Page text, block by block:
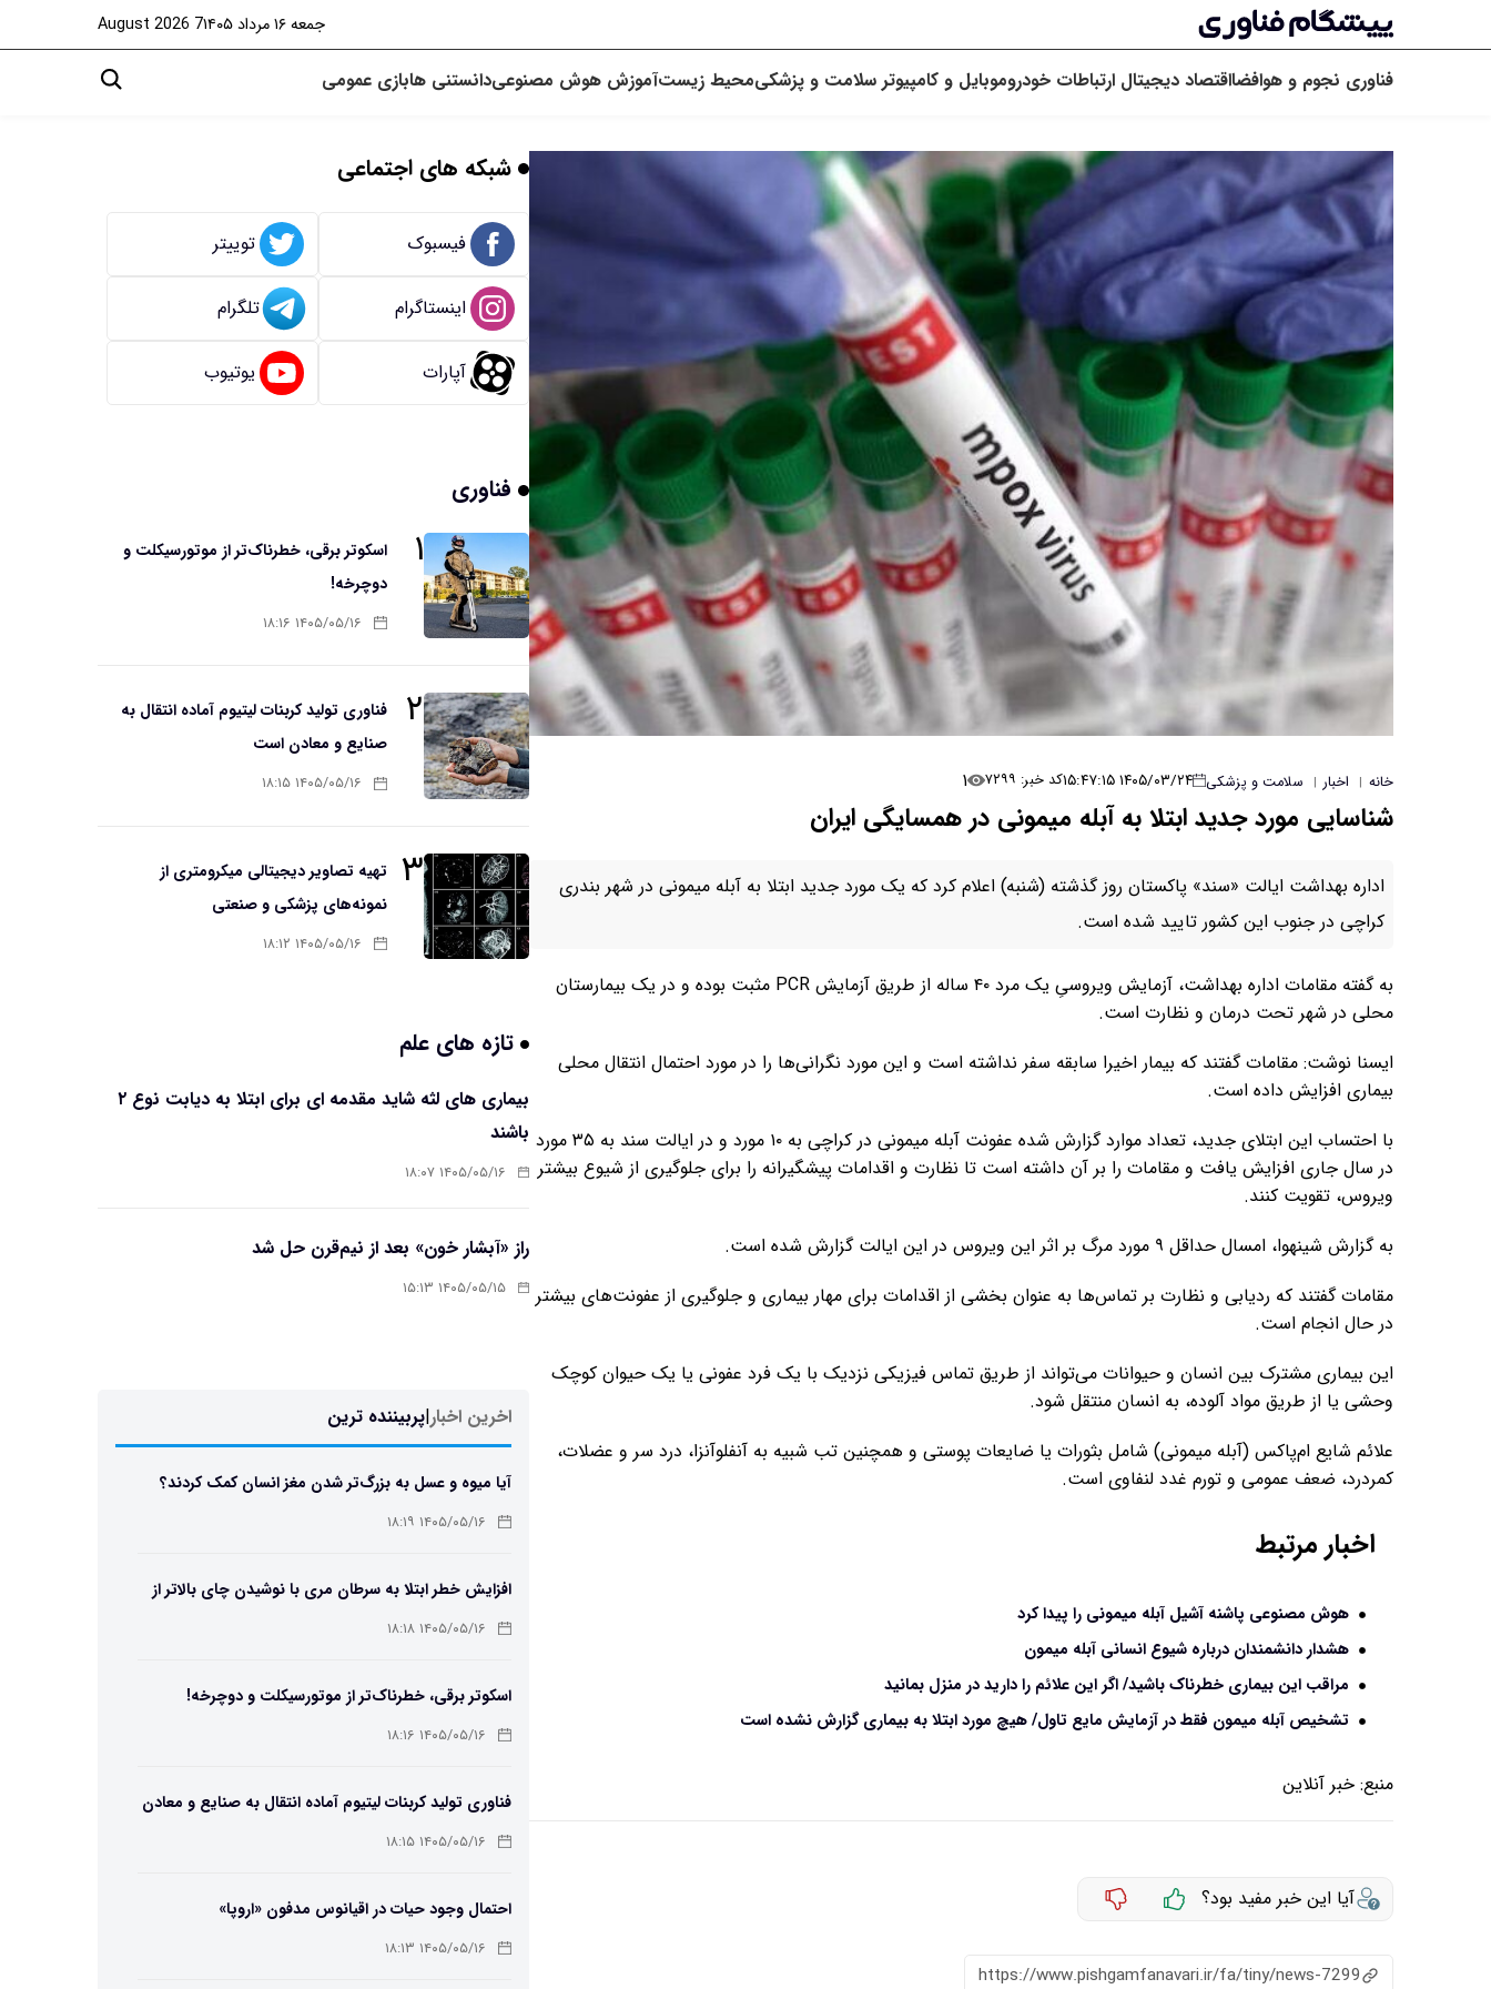
جمعه ۱۶ مرداد ۱۴۰۵ 7 August 2026
فناوری نجوم و هوافضااقتصاد دیجیتال ارتباطات خودروموبایل و کامپیوتر سلامت و پزشکیمحیط زیستآموزش هوش مصنوعیدانستنی هابازی عمومی
خانه | اخبار | سلامت و پزشکی ۱۴۰۵/۰۳/۲۴ ۱۵:۴۷:۱۵ کد خبر: ۷۲۹۹ ۱
شناسایی مورد جدید ابتلا به آبله میمونی در همسایگی ایران
اداره بهداشت ایالت «سند» پاکستان روز گذشته (شنبه) اعلام کرد که یک مورد جدید ابتلا به آبله میمونی در شهر بندری
کراچی در جنوب این کشور تایید شده است.
به گفته مقامات اداره بهداشت، آزمایش ویروسیِ یک مرد ۴۰ ساله از طریق آزمایش PCR مثبت بوده و در یک بیمارستان
محلی در شهر تحت درمان و نظارت است.
ایسنا نوشت: مقامات گفتند که بیمار اخیرا سابقه سفر نداشته است و این مورد نگرانی‌ها را در مورد احتمال انتقال محلی
بیماری افزایش داده است.
با احتساب این ابتلای جدید، تعداد موارد گزارش شده عفونت آبله میمونی در کراچی به ۱۰ مورد و در ایالت سند به ۳۵ مورد
در سال جاری افزایش یافت و مقامات را بر آن داشته است تا نظارت و اقدامات پیشگیرانه را برای جلوگیری از شیوع بیشتر
ویروس، تقویت کنند.
به گزارش شینهوا، امسال حداقل ۹ مورد مرگ بر اثر این ویروس در این ایالت گزارش شده است.
مقامات گفتند که ردیابی و نظارت بر تماس‌ها به عنوان بخشی از اقدامات برای مهار بیماری و جلوگیری از عفونت‌های بیشتر
در حال انجام است.
این بیماری مشترک بین انسان و حیوانات می‌تواند از طریق تماس فیزیکی نزدیک با یک فرد عفونی یا یک حیوان کوچک
وحشی یا از طریق مواد آلوده، به انسان منتقل شود.
علائم شایع ام‌پاکس (آبله میمونی) شامل بثورات یا ضایعات پوستی و همچنین تب شبیه به آنفلوآنزا، درد سر و عضلات،
کمردرد، ضعف عمومی و تورم غدد لنفاوی است.
اخبار مرتبط
هوش مصنوعی پاشنه آشیل آبله میمونی را پیدا کرد
هشدار دانشمندان درباره شیوع انسانی آبله میمون
مراقب این بیماری خطرناک باشید/ اگر این علائم را دارید در منزل بمانید
تشخیص آبله میمون فقط در آزمایش مایع تاول/ هیچ مورد ابتلا به بیماری گزارش نشده است
منبع: خبر آنلاین
آیا این خبر مفید بود؟
https://www.pishgamfanavari.ir/fa/tiny/news-7299
شبکه های اجتماعی
فیسبوک توییتر
اینستاگرام تلگرام
آپارات یوتیوب
فناوری
۱
اسکوتر برقی، خطرناک‌تر از موتورسیکلت و
دوچرخه!
۱۴۰۵/۰۵/۱۶ ۱۸:۱۶
۲
فناوری تولید کربنات لیتیوم آماده انتقال به
صنایع و معادن است
۱۴۰۵/۰۵/۱۶ ۱۸:۱۵
۳
تهیه تصاویر دیجیتالی میکرومتری از
نمونه‌های پزشکی و صنعتی
۱۴۰۵/۰۵/۱۶ ۱۸:۱۲
تازه های علم
بیماری های لثه شاید مقدمه ای برای ابتلا به دیابت نوع ۲
باشند
۱۴۰۵/۰۵/۱۶ ۱۸:۰۷
راز «آبشار خون» بعد از نیم‌قرن حل شد
۱۴۰۵/۰۵/۱۵ ۱۵:۱۳
اخرین اخبار|پربیننده ترین
آیا میوه و عسل به بزرگ‌تر شدن مغز انسان کمک کردند؟
۱۴۰۵/۰۵/۱۶ ۱۸:۱۹
افزایش خطر ابتلا به سرطان مری با نوشیدن چای بالاتر از
دمای ۶۵ درجه۱۴۰۵/۰۵/۱۶ ۱۸:۱۸
اسکوتر برقی، خطرناک‌تر از موتورسیکلت و دوچرخه!
۱۴۰۵/۰۵/۱۶ ۱۸:۱۶
فناوری تولید کربنات لیتیوم آماده انتقال به صنایع و معادن
است۱۴۰۵/۰۵/۱۶ ۱۸:۱۵
احتمال وجود حیات در اقیانوس مدفون «اروپا»
۱۴۰۵/۰۵/۱۶ ۱۸:۱۳